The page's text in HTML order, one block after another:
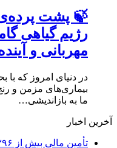
🍃 پشت
رژیم گیاهی
مهربانی و
در دنیای امروز که
بیماری‌های مزمن و
ما به بازاندیشی…
آخرین اخبار